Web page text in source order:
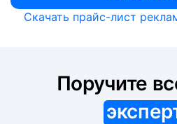
Скачать прайс-лист